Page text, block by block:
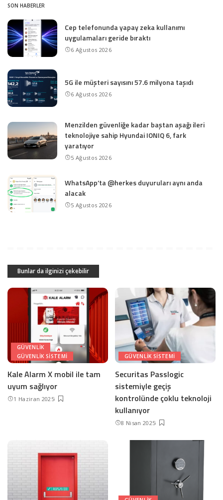
SON HABERLER
Cep telefonunda yapay zeka kullanımı
uygulamaları geride bıraktı
6 Ağustos 2026
5G ile müşteri sayısını 57.6 milyona taşıdı
6 Ağustos 2026
Menzilden güvenliğe kadar baştan aşağı ileri
teknolojiye sahip Hyundai IONIQ 6, fark
yaratıyor
5 Ağustos 2026
WhatsApp’ta @herkes duyuruları aynı anda
alacak
5 Ağustos 2026
Bunlar da ilginizi çekebilir
GÜVENLIK
GÜVENLIK SISTEMI
Kale Alarm X mobil ile tam
uyum sağlıyor
1 Haziran 2025
GÜVENLIK SISTEMI
Securitas Passlogic
sistemiyle geçiş
kontrolünde çoklu teknoloji
kullanıyor
8 Nisan 2025